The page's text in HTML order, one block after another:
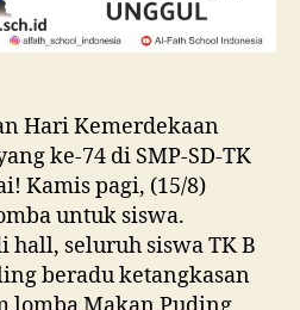
Hari Kemerdekaan
ke-74 di SMP-SD-TK
Kamis pagi, (15/8)
untuk siswa.
hall, seluruh siswa TK B
beradu ketangkasan